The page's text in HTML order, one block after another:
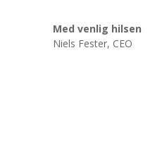
Med venlig hilsen
Niels Fester, CEO